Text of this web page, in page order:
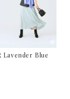
SUMMER Lavender Blue